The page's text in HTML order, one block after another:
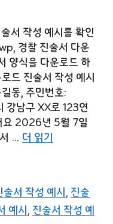
서 작성 예시를 확인
경찰 진술서 다운
양식을 다운로드 하
드 진술서 작성 예시
동, 주민번호:
강남구 XX로 123연
2026년 5월 7일
… 더 읽기
술서 작성 예시, 진술
예시, 진술서 작성 예